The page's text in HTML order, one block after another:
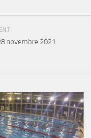
novembre 2021